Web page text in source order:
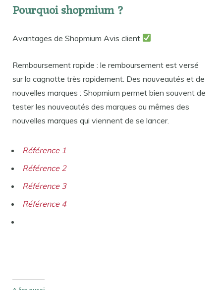
Pourquoi shopmium ?
Avantages de Shopmium Avis client
Remboursement rapide : le remboursement est versé
sur la cagnotte très rapidement. Des nouveautés et de
nouvelles marques : Shopmium permet bien souvent de
tester les nouveautés des marques ou mêmes des
nouvelles marques qui viennent de se lancer.
Référence 1
Référence 2
Référence 3
Référence 4